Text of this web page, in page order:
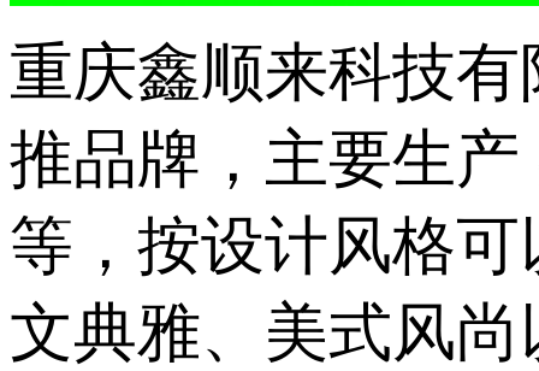
重庆鑫顺来科技
推品牌，主要生
等，按设计风格
文典雅、美式风